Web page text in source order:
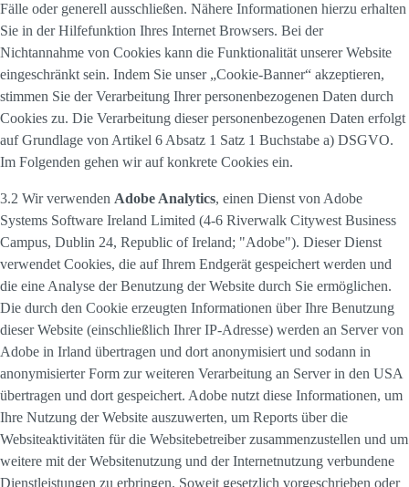
Fälle oder generell ausschließen. Nähere Informationen hierzu erhalten
Sie in der Hilfefunktion Ihres Internet Browsers. Bei der
Nichtannahme von Cookies kann die Funktionalität unserer Website
eingeschränkt sein. Indem Sie unser „Cookie-Banner“ akzeptieren,
stimmen Sie der Verarbeitung Ihrer personenbezogenen Daten durch
Cookies zu. Die Verarbeitung dieser personenbezogenen Daten erfolgt
auf Grundlage von Artikel 6 Absatz 1 Satz 1 Buchstabe a) DSGVO.
Im Folgenden gehen wir auf konkrete Cookies ein.
3.2 Wir verwenden Adobe Analytics, einen Dienst von Adobe
Systems Software Ireland Limited (4-6 Riverwalk Citywest Business
Campus, Dublin 24, Republic of Ireland; "Adobe"). Dieser Dienst
verwendet Cookies, die auf Ihrem Endgerät gespeichert werden und
die eine Analyse der Benutzung der Website durch Sie ermöglichen.
Die durch den Cookie erzeugten Informationen über Ihre Benutzung
dieser Website (einschließlich Ihrer IP-Adresse) werden an Server von
Adobe in Irland übertragen und dort anonymisiert und sodann in
anonymisierter Form zur weiteren Verarbeitung an Server in den USA
übertragen und dort gespeichert. Adobe nutzt diese Informationen, um
Ihre Nutzung der Website auszuwerten, um Reports über die
Websiteaktivitäten für die Websitebetreiber zusammenzustellen und um
weitere mit der Websitenutzung und der Internetnutzung verbundene
Dienstleistungen zu erbringen. Soweit gesetzlich vorgeschrieben oder